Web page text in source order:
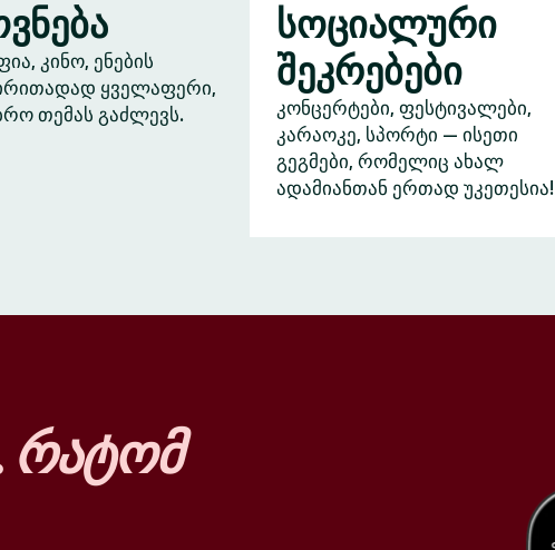
კინო, ენების
ყველაფერი,
თემას გაძლევს.
სოციალური
შეკრებები
კონცერტები, ფესტივალები,
კარაოკე, სპორტი — ისეთი
გეგმები, რომელიც ახალ
ადამიანთან ერთად უკეთესია!
რატომ